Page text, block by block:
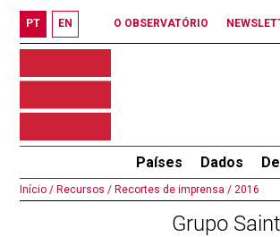
PT EN O OBSERVATÓRIO
Países Dados
Início / Recursos / Recortes de imprensa / 2016
Grupo